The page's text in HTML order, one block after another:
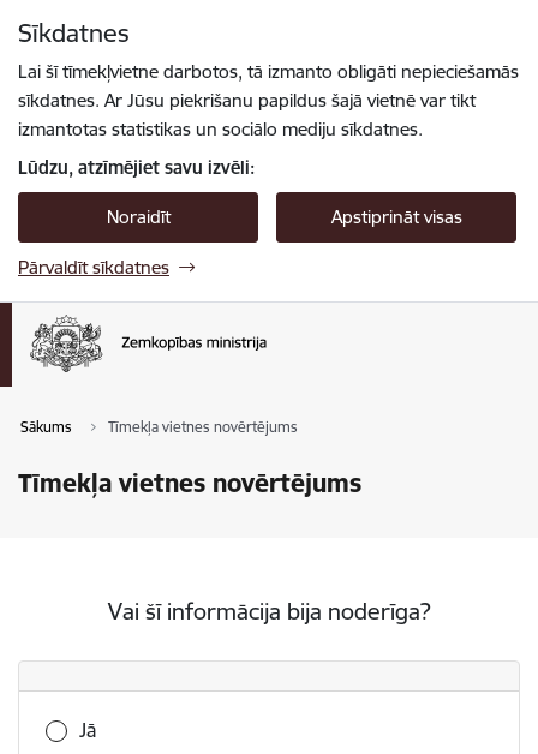
Sīkdatnes
Lai šī tīmekļvietne darbotos, tā izmanto obligāti nepieciešamās
sīkdatnes. Ar Jūsu piekrišanu papildus šajā vietnē var tikt
izmantotas statistikas un sociālo mediju sīkdatnes.
Lūdzu, atzīmējiet savu izvēli:
Noraidīt Apstiprināt visas
Pārvaldīt sīkdatnes
Sākums Tīmekļa vietnes novērtējums
Tīmekļa vietnes novērtējums
Vai šī informācija bija noderīga?
Vai šī informācija bija noderīga?
Jā